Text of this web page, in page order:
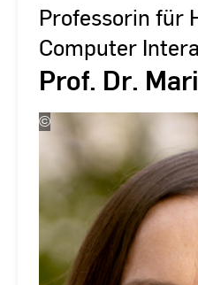
Professorin für
Computer
Prof. Dr.
©
Jörg
/
HSRM